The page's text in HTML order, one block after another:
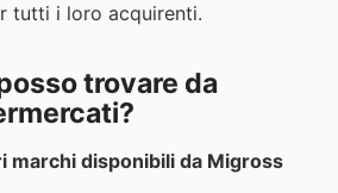
tutti i loro acquirenti.
trovare da
marchi disponibili da Migross